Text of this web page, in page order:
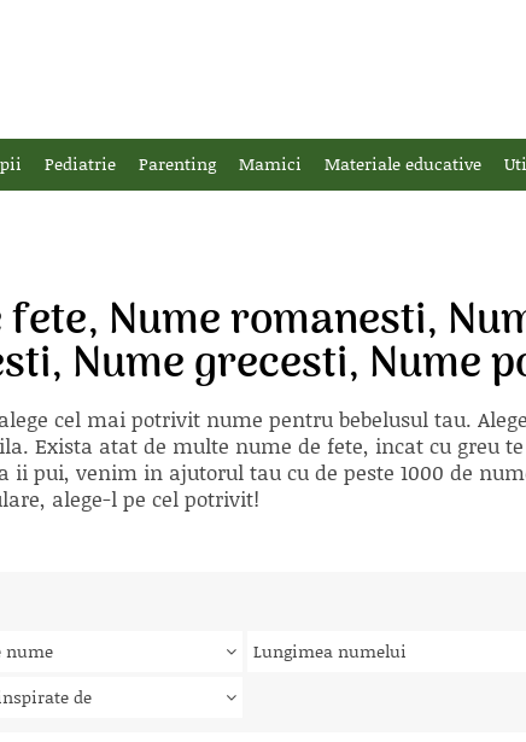
Pediatrie Parenting Mamici Materiale educative
fete, Nume romanesti,
Nume grecesti, Nume
cel mai potrivit nume pentru bebelusul tau.
Exista atat de multe nume de fete, incat cu greu
pui, venim in ajutorul tau cu de peste 1000 de
alege-l pe cel potrivit!
nume
Lungimea numelui
de